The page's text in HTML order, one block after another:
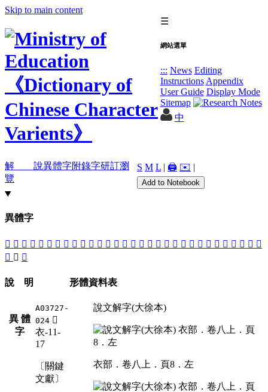
Skip to main content
☰
網站選單
::: News Editing
Instructions Appendix
User Guide Display Mode
Sitemap
中
解 說異體字附錄字研訂瀏
覽
S M L | 🖨️ ✉️ |
Add to Notebook
異體字
󵗕 󵗍 𧘉 𧘊 󵗧 󵗤 𧘯 󵗦 󵗖 󵗞 󵗜 󵗟 󵗚 󵗑 󵗒 𧚞 󵗙 󵗎 󵗗 󵗣 󵗓 󵗏 󵗔 𧛲 𧛨 󵗛 󵗘 󵗢 󵗡 󵗐 󵗠
𧜟 󵗝 󵗥
說 明
異 體
字
A03727-
024 󵗝
衣-11-
17
〔關鍵
文獻〕
形體資料表
說文解字(大徐本)
衣部．卷八上．頁8．左